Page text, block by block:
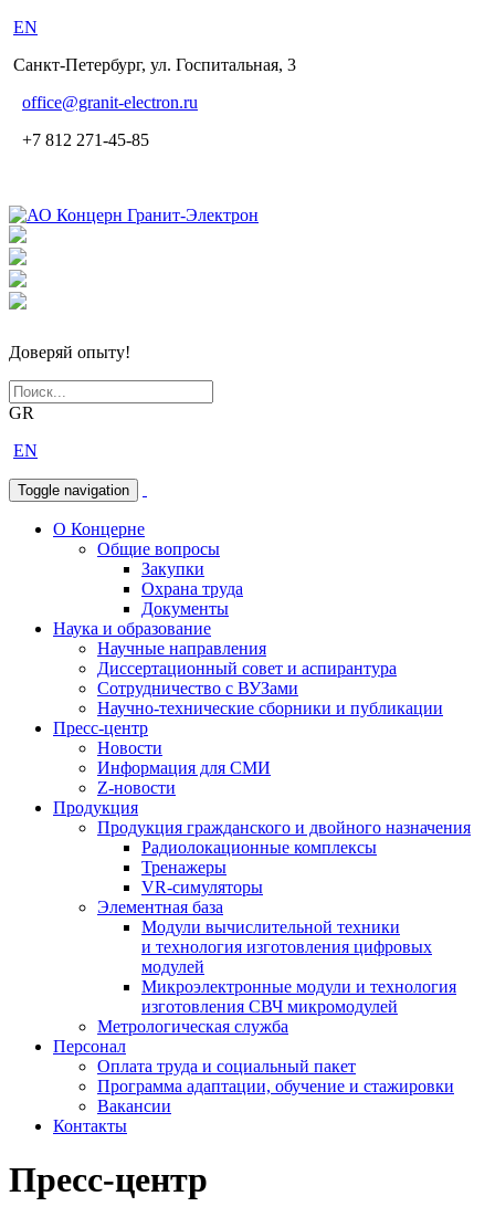
EN
Санкт-Петербург, ул. Госпитальная, 3
office@granit-electron.ru
+7 812 271-45-85
Доверяй опыту!
GR
EN
Toggle navigation
О Концерне
Общие вопросы
Закупки
Охрана труда
Документы
Наука и образование
Научные направления
Диссертационный совет и аспирантура
Сотрудничество с ВУЗами
Научно-технические сборники и публикации
Пресс-центр
Новости
Информация для СМИ
Z-новости
Продукция
Продукция гражданского и двойного назначения
Радиолокационные комплексы
Тренажеры
VR-симуляторы
Элементная база
Модули вычислительной техники
и технология изготовления цифровых
модулей
Микроэлектронные модули и технология
изготовления СВЧ микромодулей
Метрологическая служба
Персонал
Оплата труда и социальный пакет
Программа адаптации, обучение и стажировки
Вакансии
Контакты
Пресс-центр